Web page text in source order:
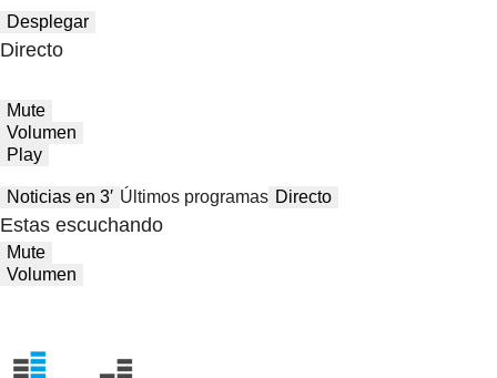
Desplegar
Directo
Mute
Volumen
Play
Noticias en 3′ Últimos programas Directo
Estas escuchando
Mute
Volumen